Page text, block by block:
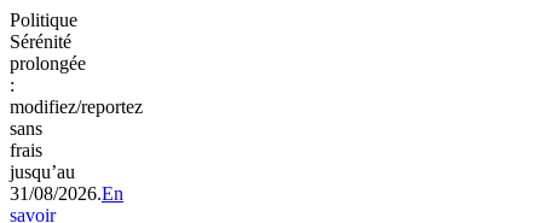
Politique
Sérénité
prolongée
:
modifiez/reportez
sans
frais
jusqu’au
31/08/2026.En
savoir